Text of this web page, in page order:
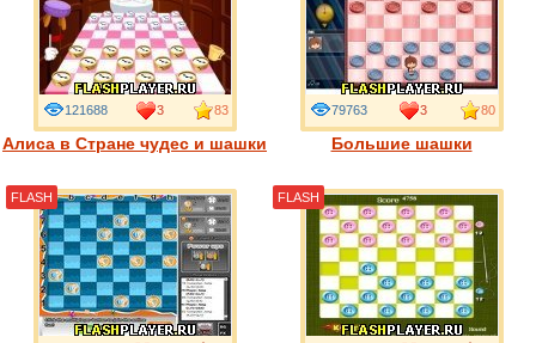
Алиса в Стране чудес и шашки
121688 3 83
Большие шашки
79763 3 80
FLASH FLASH